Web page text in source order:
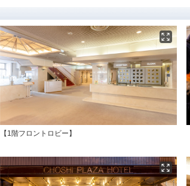
【1階フロントロビー】